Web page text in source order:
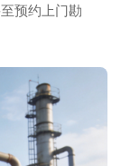
预约上门勘